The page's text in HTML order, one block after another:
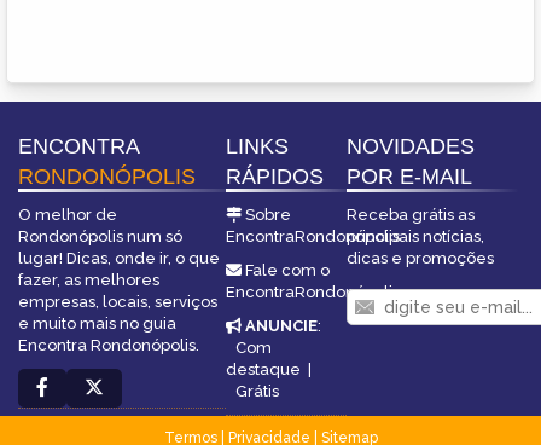
ENCONTRA
RONDONÓPOLIS
O melhor de
Rondonópolis num só
lugar! Dicas, onde ir, o que
fazer, as melhores
empresas, locais, serviços
e muito mais no guia
Encontra Rondonópolis.
LINKS
RÁPIDOS
Sobre
EncontraRondonópolis
Fale com o
EncontraRondonópolis
ANUNCIE:
Com
destaque |
Grátis
NOVIDADES
POR E-MAIL
Receba grátis as
principais notícias,
dicas e promoções
Termos| Privacidade
Sitemap